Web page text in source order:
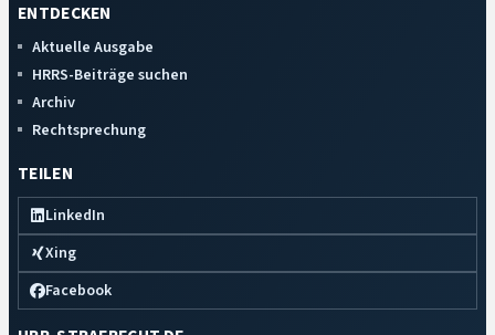
ENTDECKEN
Aktuelle Ausgabe
HRRS-Beiträge suchen
Archiv
Rechtsprechung
TEILEN
LinkedIn
Xing
Facebook